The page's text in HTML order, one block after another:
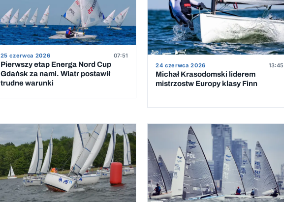
25 czerwca 2026 07:51
Pierwszy etap Energa Nord Cup
Gdańsk za nami. Wiatr postawił
trudne warunki
24 czerwca 2026 13:45
Michał Krasodomski liderem
mistrzostw Europy klasy Finn